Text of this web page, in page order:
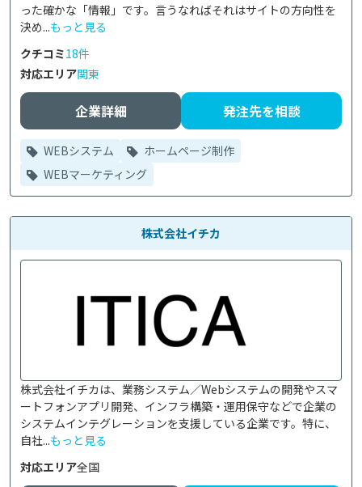
った確かな「情報」です。言うなればそれはサイトの方向性を
決め...もっと見る
クチコミ18件
対応エリア関東
企業詳細 発注先を相談
WEBシステム
ホームページ制作
WEBマーケティング
株式会社イチカ
株式会社イチカは、業務システム／Webシステムの開発やスマ
ートフォンアプリ開発、インフラ構築・運用保守などで企業の
システムインテグレーションを支援している企業です。特に、
自社...もっと見る
対応エリア全国